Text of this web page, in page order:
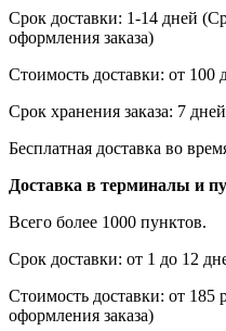
Срок доставки: 1-14 дней
оформления заказа)
Стоимость доставки: от 100
Срок хранения заказа: 7 дней
Бесплатная доставка во
Доставка в терминалы и
Всего более 1000 пунктов.
Срок доставки: от 1 до 12
Стоимость доставки: от 185
оформления заказа)